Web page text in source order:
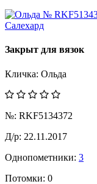
Закрыт для вязок
Кличка: Ольда
№: RKF5134372
Д/р: 22.11.2017
Однопометники: 3
Потомки: 0